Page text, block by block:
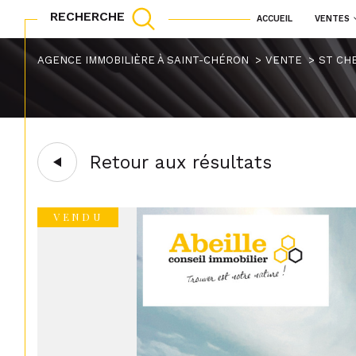
ACCUEIL VENTES
maisons appartements
RECHERCHE
Acheter
de l'ancien
à
TYPE DE BIEN
AGENCE IMMOBILIÈRE À SAINT-CHÉRON VENTE ST
Retour aux résultats
VENDU